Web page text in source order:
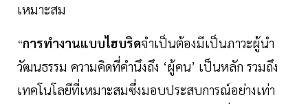
เหมาะสม
“การทำงานแบบไฮบริดจำเป็นต้องมีเป็นภาวะผู้นำ
วัฒนธรรม ความคิดที่คำนึงถึง ‘ผู้คน’ เป็นหลัก รวมถึง
เทคโนโลยีที่เหมาะสมซึ่งมอบประสบการณ์อย่างเท่า